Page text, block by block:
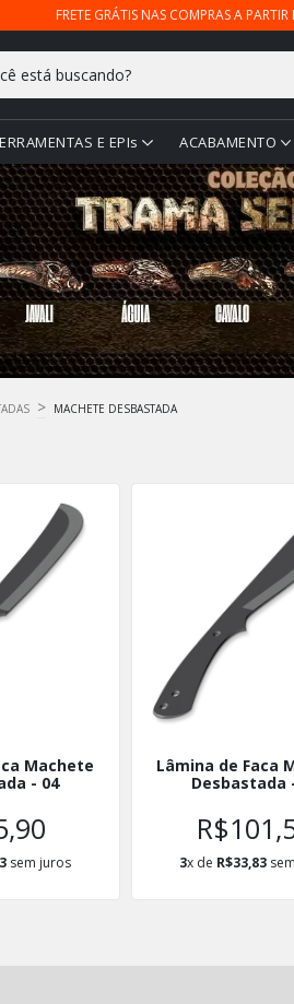
FRETE GRÁTIS NAS COMPRAS A
E EPIs ACABAMENTO
> MACHETE DESBASTADA
Machete
- 04
sem juros
Lâmina de Faca
Desbastada
3x de R$33,83